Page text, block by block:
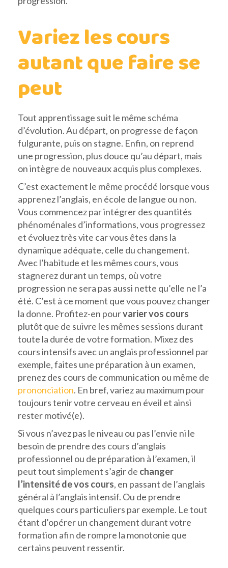
Variez les cours
autant que faire se
peut
Tout apprentissage suit le même schéma
d’évolution. Au départ, on progresse de façon
fulgurante, puis on stagne. Enfin, on reprend
une progression, plus douce qu’au départ, mais
on intègre de nouveaux acquis plus complexes.
C’est exactement le même procédé lorsque vous
apprenez l’anglais, en école de langue ou non.
Vous commencez par intégrer des quantités
phénoménales d’informations, vous progressez
et évoluez très vite car vous êtes dans la
dynamique adéquate, celle du changement.
Avec l’habitude et les mêmes cours, vous
stagnerez durant un temps, où votre
progression ne sera pas aussi nette qu’elle ne l’a
été. C’est à ce moment que vous pouvez changer
la donne. Profitez-en pourvarier vos cours
plutôt que de suivre les mêmes sessions durant
toute la durée de votre formation. Mixez des
cours intensifs avec un anglais professionnel par
exemple, faites une préparation à un examen,
prenez des cours de communication ou même de
prononciation. En bref, variez au maximum pour
toujours tenir votre cerveau en éveil et ainsi
rester motivé(e).
Si vous n’avez pas le niveau ou pas l’envie ni le
besoin de prendre des cours d’anglais
professionnel ou de préparation à l’examen, il
peut tout simplement s’agir de changer
l’intensité de vos cours, en passant de l’anglais
général à l’anglais intensif. Ou de prendre
quelques cours particuliers par exemple. Le tout
étant d’opérer un changement durant votre
formation afin de rompre la monotonie que
certains peuvent ressentir.